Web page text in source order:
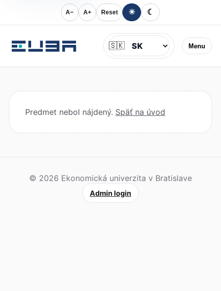
A− A+ Reset ☀ ☾
Menu
Jazyk
🇸🇰
Predmet nebol nájdený. Späť na úvod
© 2026 Ekonomická univerzita v Bratislave
Admin login